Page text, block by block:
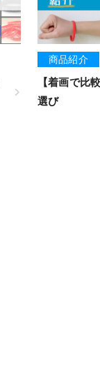
商品紹介
【着画で比
選び